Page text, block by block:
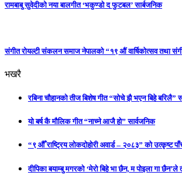
रामबाबु सुवेदीको नया बालगीत ‘भकुण्डो द फुटबल’ सार्बजनिक
संगीत रोयल्टी संकलन समाज नेपालको “१९ औं वार्षिकोत्सव तथा
भखरै
रबिना चौहानको तीज बिशेष गीत “सोचे झै भएन बिहे बरिलै”
यो बर्ष कै मौलिक गीत “नाच्ने आजै हो” सार्वजनिक
“९ औँ राष्ट्रिय लोकदोहोरी अवार्ड – २०८३” को उत्कृष्ट
दीपिका बयाम्बु मगरको ‘मेरो बिहे भा छैन, म पोइला गा छैन’ले